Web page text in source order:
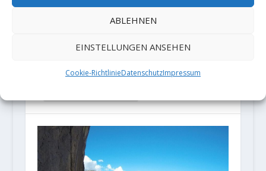
ABLEHNEN
EINSTELLUNGEN ANSEHEN
Cookie-RichtlinieDatenschutzImpressum
ja ohne Seil
Bronco“ 8c+...